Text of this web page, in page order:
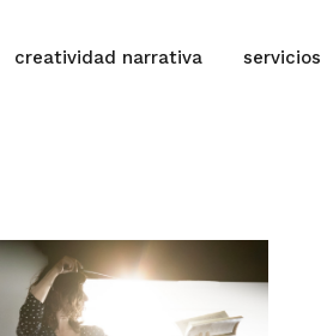
creatividad narrativa servicios